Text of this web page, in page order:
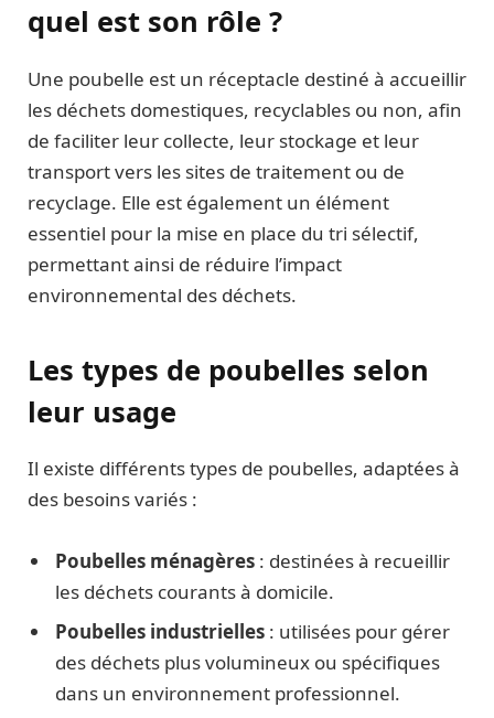
quel est son rôle ?
Une poubelle est un réceptacle destiné à accueillir
les déchets domestiques, recyclables ou non, afin
de faciliter leur collecte, leur stockage et leur
transport vers les sites de traitement ou de
recyclage. Elle est également un élément
essentiel pour la mise en place du tri sélectif,
permettant ainsi de réduire l’impact
environnemental des déchets.
Les types de poubelles selon
leur usage
Il existe différents types de poubelles, adaptées à
des besoins variés :
Poubelles ménagères : destinées à recueillir
les déchets courants à domicile.
Poubelles industrielles : utilisées pour gérer
des déchets plus volumineux ou spécifiques
dans un environnement professionnel.